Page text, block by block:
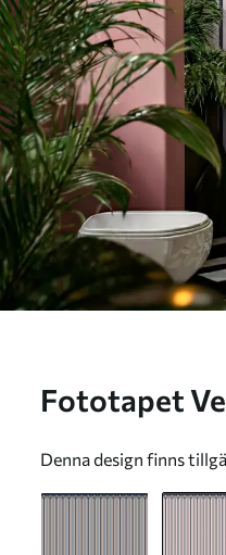
Fototapet Vertikalt mönster i rosa och grå nyanser Nr.
Denna design finns